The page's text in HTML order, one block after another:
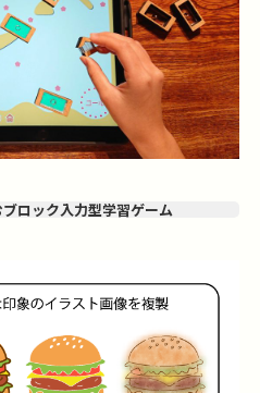
ロック入力型学習ゲーム